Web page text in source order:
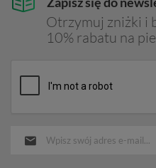
Otrzymuj zniżki i
10% rabatu na